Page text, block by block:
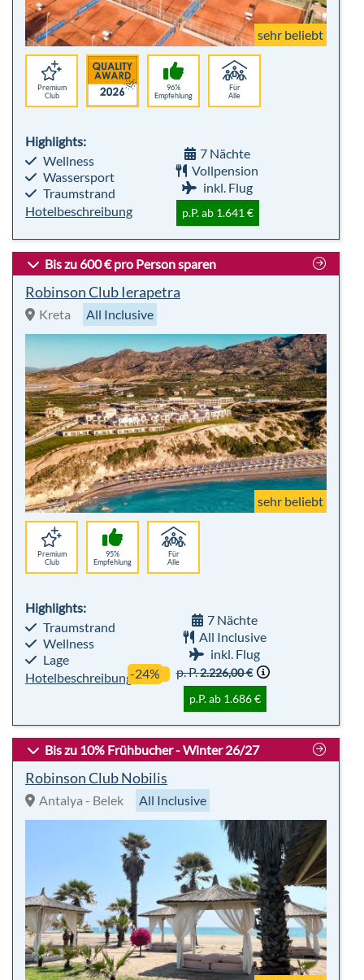
sehr beliebt
Premium
Club
96%
Empfehlung
Für
Alle
Highlights:
Wellness
Wassersport
Traumstrand
Hotelbeschreibung
7 Nächte
Vollpension
inkl. Flug
p.P. ab 1.641 €
Bis zu 600 € pro Person sparen
Robinson Club Ierapetra
Kreta All Inclusive
sehr beliebt
Premium
Club
95%
Empfehlung
Für
Alle
Highlights:
Traumstrand
Wellness
Lage
Hotelbeschreibung
7 Nächte
All Inclusive
inkl. Flug
-24%
p. P.2.226,00 €
p.P. ab 1.686 €
Bis zu 10% Frühbucher - Winter 26/27
Robinson Club Nobilis
Antalya - Belek All Inclusive